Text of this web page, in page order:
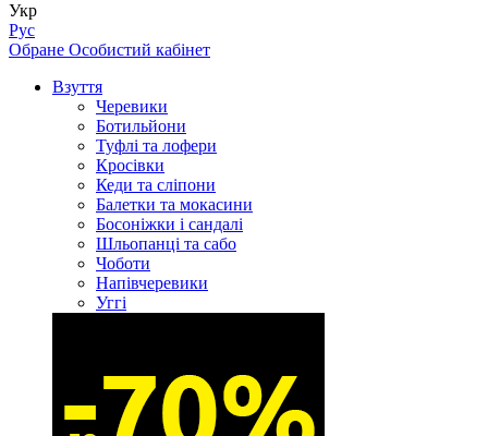
Укр
Рус
Обране Особистий кабінет
Взуття
Черевики
Ботильйони
Туфлі та лофери
Кросівки
Кеди та сліпони
Балетки та мокасини
Босоніжки і сандалі
Шльопанці та сабо
Чоботи
Напівчеревики
Уггі